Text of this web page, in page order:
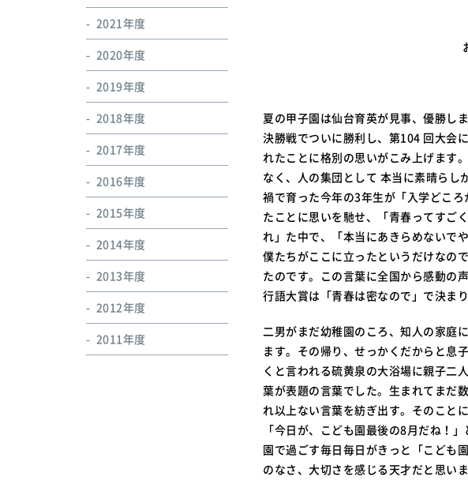
夏の甲子園は仙台育英が見事、優勝し
決勝戦でついに勝利し、第104 回大会
れたことに格別の思いがこみ上げます
なく、人の集団として 本当に素晴らし
禍で育った今年の3年生が「入学どこ
たことに思いを馳せ、「青春ってすご
れ」た中で、「本当にあきらめないで
僕たちがここに立ったというだけなの
たのです。この言葉に全国から感動の
行語大賞は「青春は密なので」で決まり
二男がまだ幼稚園のころ、知人の家庭
ます。その帰り、せっかくだからと息
くと言われる硫黄泉の大浴場に親子二
葉が表題の言葉でした。生まれてまだ
れ以上ない言葉を紡ぎ出す。そのこと
「今日が、こども園最後の8月だね！
園で過ごす毎日毎日がきっと「こども
のなさ、大切さを感じる天才だと思いま
2021年度
2020年度
2019年度
2018年度
2017年度
2016年度
2015年度
2014年度
2013年度
2012年度
2011年度